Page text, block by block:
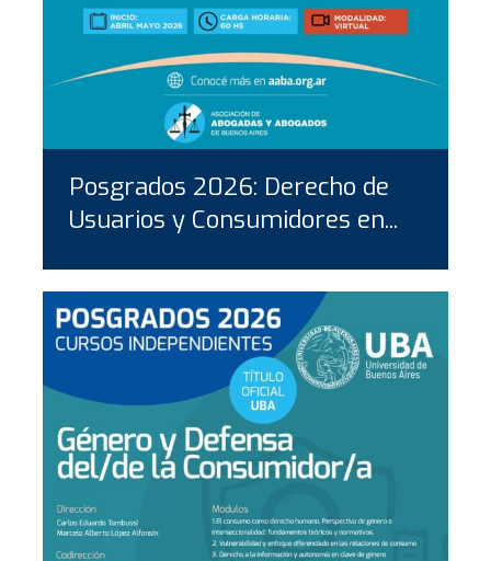
Posgrados 2026: Derecho de
Usuarios y Consumidores en...